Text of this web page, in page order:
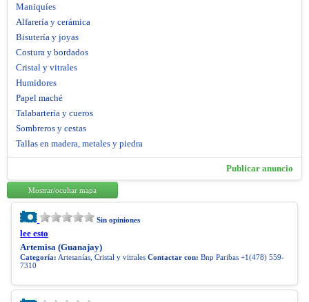
Maniquíes
Alfarería y cerámica
Bisutería y joyas
Costura y bordados
Cristal y vitrales
Humidores
Papel maché
Talabartería y cueros
Sombreros y cestas
Tallas en madera, metales y piedra
Publicar anuncio
Mostrar/ocultar mapa
Sin opiniones
lee esto
Artemisa (Guanajay)
Categoría: Artesanías, Cristal y vitrales Contactar con: Bnp Paribas +1(478) 559-
7310